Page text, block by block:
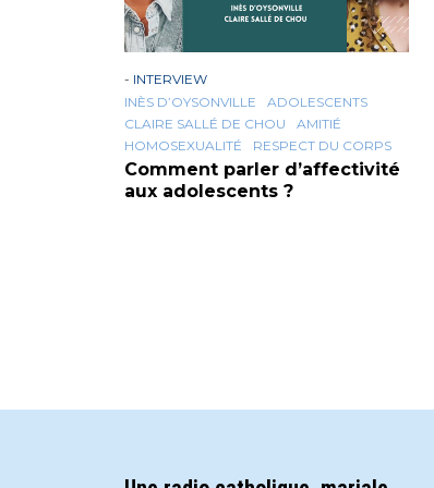
- INTERVIEW
INÈS D’OYSONVILLE
ADOLESCENTS
CLAIRE SALLÉ DE CHOU
AMITIÉ
HOMOSEXUALITÉ
RESPECT DU CORPS
Comment parler d’affectivité
aux adolescents ?